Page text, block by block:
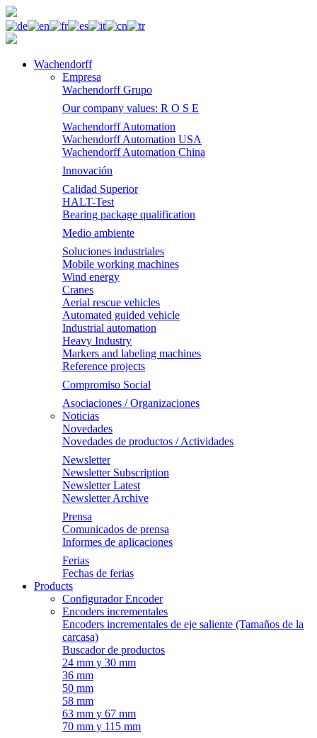
Wachendorff
Empresa
Wachendorff Grupo
Our company values: R O S E
Wachendorff Automation
Wachendorff Automation USA
Wachendorff Automation China
Innovación
Calidad Superior
HALT-Test
Bearing package qualification
Medio ambiente
Soluciones industriales
Mobile working machines
Wind energy
Cranes
Aerial rescue vehicles
Automated guided vehicle
Industrial automation
Heavy Industry
Markers and labeling machines
Reference projects
Compromiso Social
Asociaciones / Organizaciones
Noticias
Novedades
Novedades de productos / Actividades
Newsletter
Newsletter Subscription
Newsletter Latest
Newsletter Archive
Prensa
Comunicados de prensa
Informes de aplicaciones
Ferias
Fechas de ferias
Products
Configurador Encoder
Encoders incrementales
Encoders incrementales de eje saliente (Tamaños de la
carcasa)
Buscador de productos
24 mm y 30 mm
36 mm
50 mm
58 mm
63 mm y 67 mm
70 mm y 115 mm